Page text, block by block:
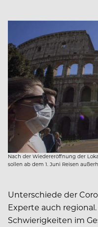
Nach der Wiedereröffnung der
sollen ab dem 1. Juni Reisen
Unterschiede der
Experte auch
Schwierigkeiten im